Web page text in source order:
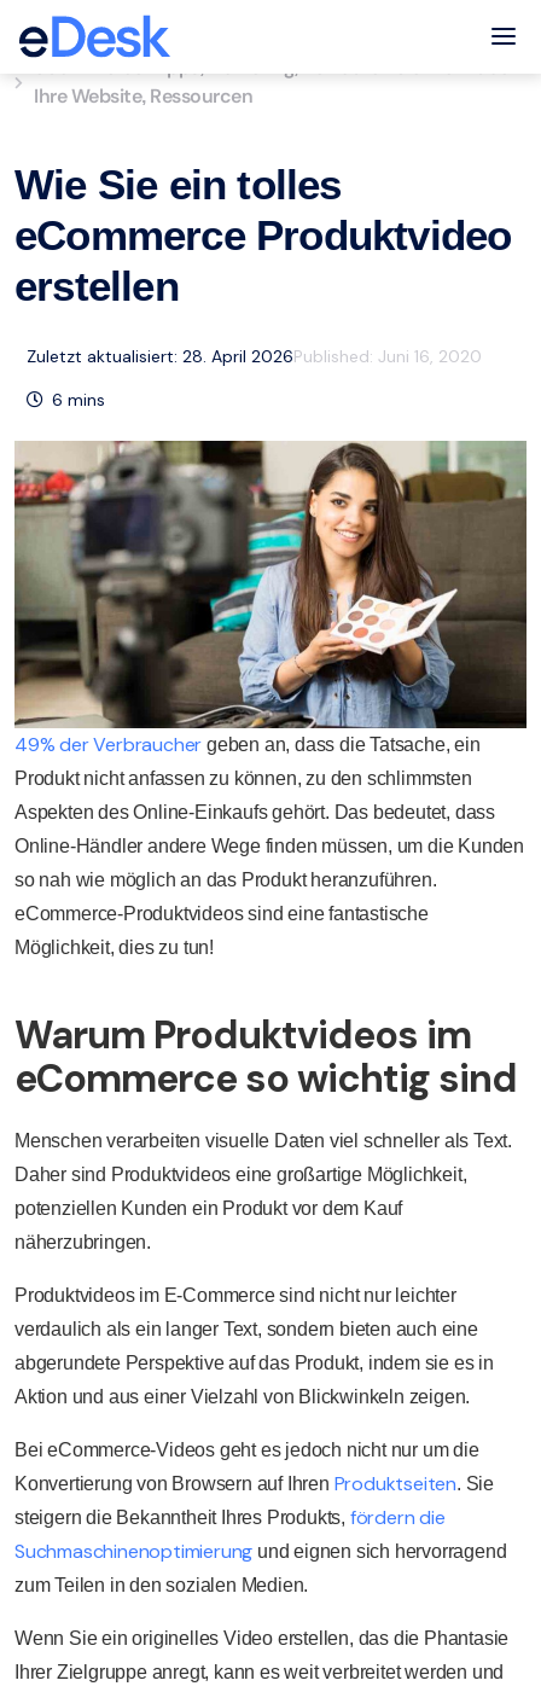
eCommerce Support Central
Ihre Website, Ressourcen
Wie Sie ein tolles
eCommerce Produktvideo
erstellen
Zuletzt aktualisiert: 28. April 2026Published: Juni 16, 2020
6 mins
49% der Verbraucher geben an, dass die Tatsache, ein
Produkt nicht anfassen zu können, zu den schlimmsten
Aspekten des Online-Einkaufs gehört. Das bedeutet, dass
Online-Händler andere Wege finden müssen, um die Kunden
so nah wie möglich an das Produkt heranzuführen.
eCommerce-Produktvideos sind eine fantastische
Möglichkeit, dies zu tun!
Warum Produktvideos im
eCommerce so wichtig sind
Menschen verarbeiten visuelle Daten viel schneller als Text.
Daher sind Produktvideos eine großartige Möglichkeit,
potenziellen Kunden ein Produkt vor dem Kauf
näherzubringen.
Produktvideos im E-Commerce sind nicht nur leichter
verdaulich als ein langer Text, sondern bieten auch eine
abgerundete Perspektive auf das Produkt, indem sie es in
Aktion und aus einer Vielzahl von Blickwinkeln zeigen.
Bei eCommerce-Videos geht es jedoch nicht nur um die
Konvertierung von Browsern auf Ihren Produktseiten. Sie
steigern die Bekanntheit Ihres Produkts, fördern die
Suchmaschinenoptimierung und eignen sich hervorragend
zum Teilen in den sozialen Medien.
Wenn Sie ein originelles Video erstellen, das die Phantasie
Ihrer Zielgruppe anregt, kann es weit verbreitet werden und